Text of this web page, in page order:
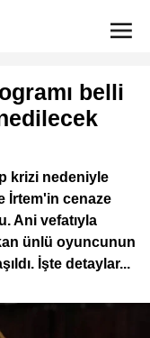
belli
krizi nedeniyle
İrtem'in cenaze
Ani vefatıyla
ünlü oyuncunun
İşte detaylar...